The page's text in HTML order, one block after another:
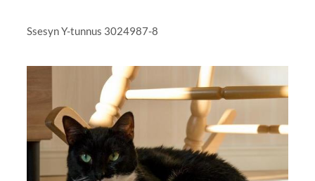
Ssesyn Y-tunnus 3024987-8